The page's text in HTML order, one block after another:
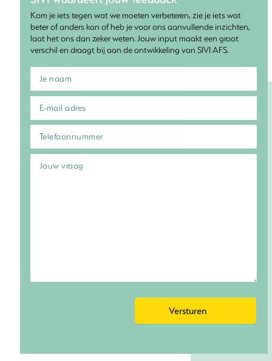
Kom je iets tegen wat we moeten verbeteren, zie je iets wat
beter of anders kan of heb je voor ons aanvullende inzichten,
laat het ons dan zeker weten. Jouw input maakt een groot
verschil en draagt bij aan de ontwikkeling van SIVI AFS.